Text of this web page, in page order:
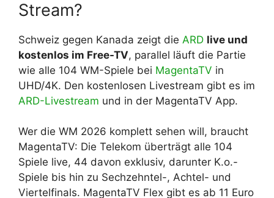
Stream?
Schweiz gegen Kanada zeigt die ARD live und
kostenlos im Free-TV, parallel läuft die Partie
wie alle 104 WM-Spiele bei MagentaTV in
UHD/4K. Den kostenlosen Livestream gibt es im
ARD-Livestream und in der MagentaTV App.
Wer die WM 2026 komplett sehen will, braucht
MagentaTV: Die Telekom überträgt alle 104
Spiele live, 44 davon exklusiv, darunter K.o.-
Spiele bis hin zu Sechzehntel-, Achtel- und
Viertelfinals. MagentaTV Flex gibt es ab 11 Euro